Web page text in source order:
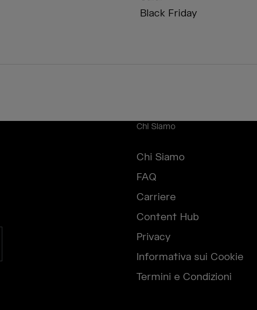
Black Friday
Chi Siamo
Chi Siamo
FAQ
Carriere
Content Hub
Privacy
Informativa sui Cookie
Termini e Condizioni